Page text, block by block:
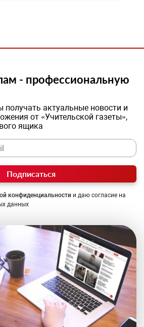
- профессиональную
получать актуальные новости и
от «Учительской газеты»,
ящика
Подписаться
конфиденциальности и даю согласие на
данных